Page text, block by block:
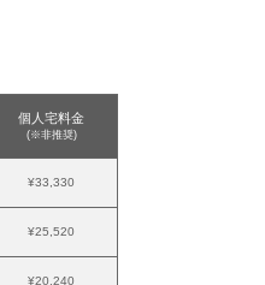
個人宅料金
(※非推奨)
¥33,330
¥25,520
¥20,240